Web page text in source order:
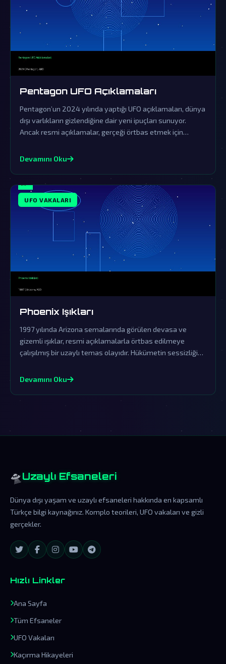
Pentagon UFO Açıklamaları
Pentagon’un 2024 yılında yaptığı UFO açıklamaları, dünya
dışı varlıkların gizlendiğine dair yeni ipuçları sunuyor.
Ancak resmi açıklamalar, gerçeği örtbas etmek için
Devamını Oku
UFO VAKALARI
Phoenix Işıkları
1997 yılında Arizona semalarında görülen devasa ve
gizemli ışıklar, resmi açıklamalarla örtbas edilmeye
çalışılmış bir uzaylı temas olayıdır. Hükümetin sessizliği
kanıtı olduğuna dair şüpheleri derinleştiriyor.
Devamını Oku
🛸 Uzaylı Efsaneleri
Dünya dışı yaşam ve uzaylı efsaneleri hakkında en kapsamlı
Türkçe bilgi kaynağınız. Komplo teorileri, UFO vakaları ve gizli
gerçekler.
Hızlı Linkler
Ana Sayfa
Tüm Efsaneler
UFO Vakaları
Kaçırma Hikayeleri